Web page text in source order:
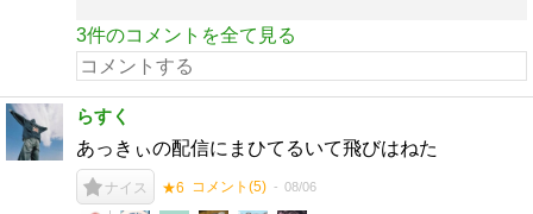
3件のコメントを全て見る
らすく
あっきぃの配信にまひてるいて飛びはねた
ナイス ★6 コメント(5) 08/06